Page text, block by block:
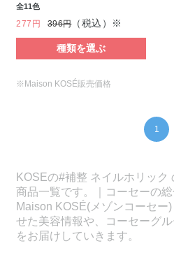
全11色
277円 396円（税込）※
種類を選ぶ
※Maison KOSÉ販売価格
1
KOSEの#補整 ネイルホリック
商品一覧です。｜コーセーの
Maison KOSÉ(メゾンコーセー
せた美容情報や、コーセーグ
をお届けしていきます。